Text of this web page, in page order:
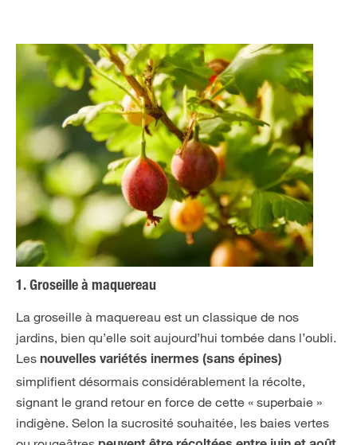
1. Groseille à maquereau
La groseille à maquereau est un classique de nos
jardins, bien qu’elle soit aujourd’hui tombée dans l’oubli.
Les nouvelles variétés inermes (sans épines)
simplifient désormais considérablement la récolte,
signant le grand retour en force de cette « superbaie »
indigène. Selon la sucrosité souhaitée, les baies vertes